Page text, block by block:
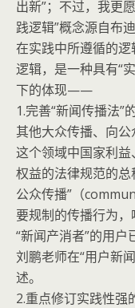
出新”；不过，我更
践逻辑”概念源自布
在实践中所遵循的
逻辑，是一种具有“
下的体现——
1.完善“新闻传播法”
其他大众传播、向
这个领域中国家利
权益的法律规范的总
公众传播”（
要规制的传播行为
“新闻产消者”的用户
刘鹏老师在“用户新
述。
2.重点修订实践性强